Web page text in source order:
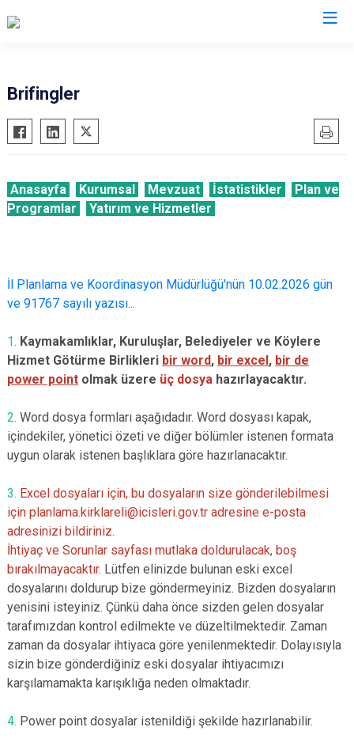
Brifingler
Anasayfa Kurumsal Mevzuat İstatistikler
Plan ve
Programlar
Yatırım ve Hizmetler
İl Planlama ve Koordinasyon Müdürlüğü'nün 10.02.2026 gün
ve 91767 sayılı yazısı...
1. Kaymakamlıklar, Kuruluşlar, Belediyeler ve Köylere
Hizmet Götürme Birlikleri bir word, bir excel, bir de
power point olmak üzere üç dosya hazırlayacaktır.
2. Word dosya formları aşağıdadır. Word dosyası kapak,
içindekiler, yönetici özeti ve diğer bölümler istenen formata
uygun olarak istenen başlıklara göre hazırlanacaktır.
3. Excel dosyaları için, bu dosyaların size gönderilebilmesi
için planlama.kirklareli@icisleri.gov.tr adresine e-posta
adresinizi bildiriniz.
İhtiyaç ve Sorunlar sayfası mutlaka doldurulacak, boş
bırakılmayacaktır. Lütfen elinizde bulunan eski excel
dosyalarını doldurup bize göndermeyiniz. Bizden dosyaların
yenisini isteyiniz. Çünkü daha önce sizden gelen dosyalar
tarafımızdan kontrol edilmekte ve düzeltilmektedir. Zaman
zaman da dosyalar ihtiyaca göre yenilenmektedir. Dolayısıyla
sizin bize gönderdiğiniz eski dosyalar ihtiyacımızı
karşılamamakta karışıklığa neden olmaktadır.
4. Power point dosyalar istenildiği şekilde hazırlanabilir.